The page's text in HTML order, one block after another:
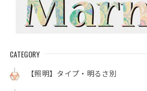
CATEGORY
【照明】タイプ・明るさ別